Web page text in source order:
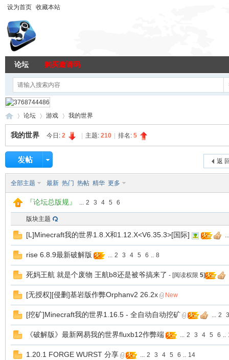
设为首页 收藏本站
论坛 购买邀请码
论坛 游戏 我的世界
我的世界 今日: 2 主题: 210 排名: 5
返
全部主题 最新 热门 热帖 精华 更多
『论坛总版规』 ... 2 3 4 5 6
版块主题
[L]Minecraft我的世界1.8.X和1.12.X<V6.35.3>[国际] ...
rise 6.8.9最新破解版 ... 2 3 4 5 6 .. 8
死妈王航 就是个废物 王航b8还是被爷搞来了 - [阅读权限 5]
[无授权][侵删]基岩版作弊Orphanv2 26.2x New
[挖矿]Minecraft我的世界1.16.5 - 全自动自动挖矿 ... 2 3
《破解版》最新网易我的世界fluxb12作弊端 ... 2 3 4 5 6 ..
1.20.1 FORGE WURST 分享 ... 2 3 4 5 6 .. 14